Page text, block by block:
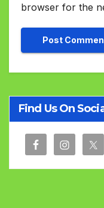
browser for the
Find Us On